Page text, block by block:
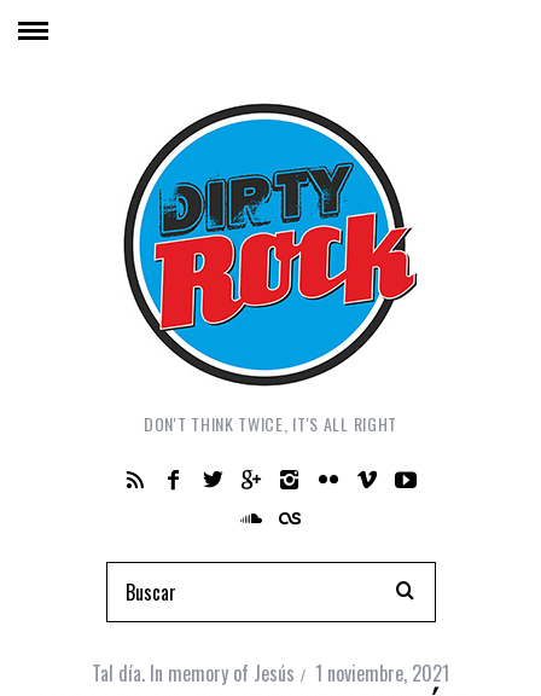
DON'T THINK TWICE, IT'S ALL RIGHT
Tal día. In memory of Jesús 1 noviembre, 2021